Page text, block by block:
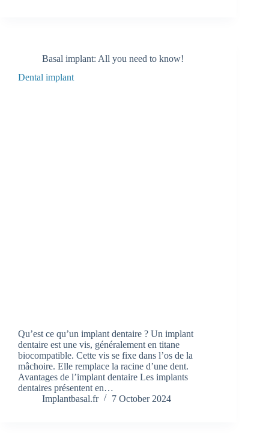
Basal implant: All you need to know!
Dental implant
Qu’est ce qu’un implant dentaire ? Un implant
dentaire est une vis, généralement en titane
biocompatible. Cette vis se fixe dans l’os de la
mâchoire. Elle remplace la racine d’une dent.
Avantages de l’implant dentaire Les implants
dentaires présentent en…
Implantbasal.fr
7 October 2024